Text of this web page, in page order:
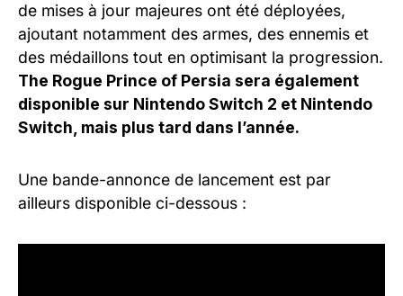
de mises à jour majeures ont été déployées,
ajoutant notamment des armes, des ennemis et
des médaillons tout en optimisant la progression.
The Rogue Prince of Persia sera également
disponible sur Nintendo Switch 2 et Nintendo
Switch, mais plus tard dans l’année.
Une bande-annonce de lancement est par
ailleurs disponible ci-dessous :